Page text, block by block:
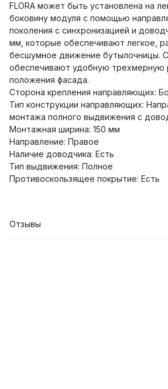
FLORA может быть установлена на
боковину модуля с помощью
поколения с синхронизацией и
мм, которые обеспечивают легкое,
бесшумное движение бутылочницы.
обеспечивают удобную трехмерную
положения фасада.
Сторона крепления направляющих:
Тип конструкции направляющих:
монтажа полного выдвижения с
Монтажная ширина: 150 мм
Направление: Правое
Наличие доводчика: Есть
Тип выдвижения: Полное
Противоскользящее покрытие: Есть
Отзывы